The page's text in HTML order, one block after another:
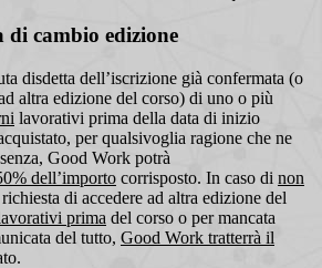
di cambio edizione
disdetta dell’iscrizione già confermata (o
altra edizione del corso) di uno o più
lavorativi prima della data di inizio
per qualsivoglia ragione che ne
Good Work potrà
dell’importo corrisposto. In caso di non
di accedere ad altra edizione del
prima del corso o per mancata
del tutto, Good Work tratterrà il